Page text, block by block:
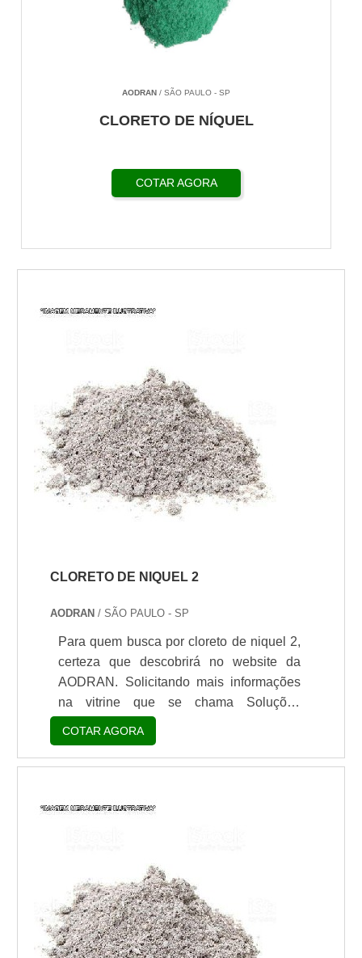
AODRAN / SÃO PAULO - SP
CLORETO DE NÍQUEL
COTAR AGORA
CLORETO DE NIQUEL 2
AODRAN/ SÃO PAULO - SP
Para quem busca por cloreto de niquel 2,
certeza que descobrirá no website da
AODRAN. Solicitando mais informações
na vitrine que se chama Soluções
Industriais e conhecendo a líder do
segmento. Quando o tema é cloreto de
niquel 2, com a AODRAN atingirá
comprometimento com os resultados dos
maneiras eficientes de demonstrar
competência e excel...
COTAR AGORA